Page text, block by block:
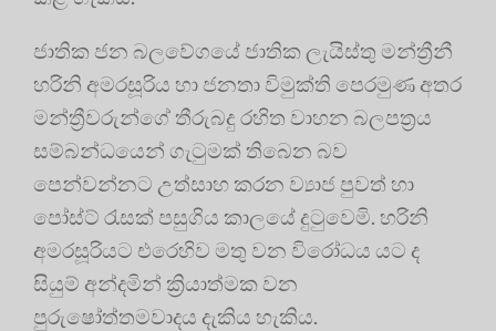
ජාතික ජන බලවේගයේ ජාතික ලැයිස්තු මන්ත්‍රීනී
හරිනි අමරසූරිය හා ජනතා විමුක්ති පෙරමුණ අතර
මන්ත්‍රීවරුන්ගේ තීරුබදු රහිත වාහන බලපත්‍රය
සම්බන්ධයෙන් ගැටුමක් තිබෙන බව
පෙන්වන්නට උත්සාහ කරන ව්‍යාජ පුවත් හා
පෝස්ට් රැසක් පසුගිය කාලයේ දුටුවෙමි. හරිනි
අමරසූරියට එරෙහිව මතු වන විරෝධය යට ද
සියුම් අන්දමින් ක්‍රියාත්මක වන
පුරුෂෝත්තමවාදය දැකිය හැකිය.